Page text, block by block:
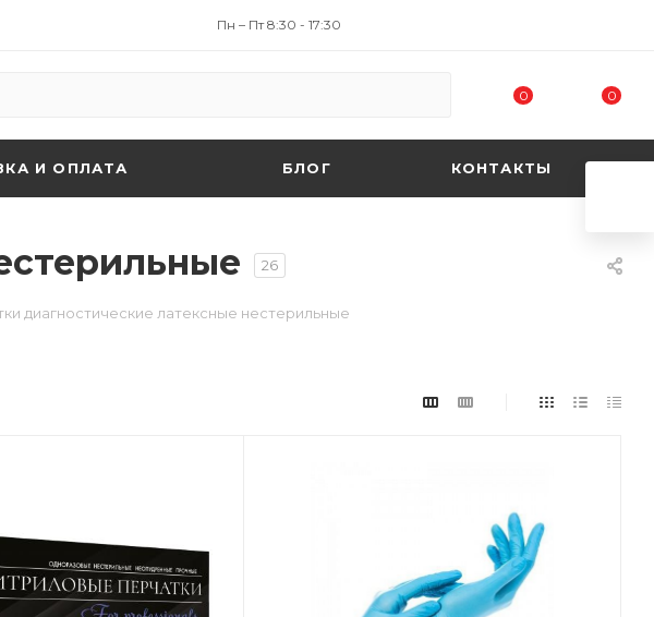
Пн – Пт 8:30 - 17:30
0 0
И ОПЛАТА БЛОГ КОНТАКТЫ
26
диагностические латексные нестерильные